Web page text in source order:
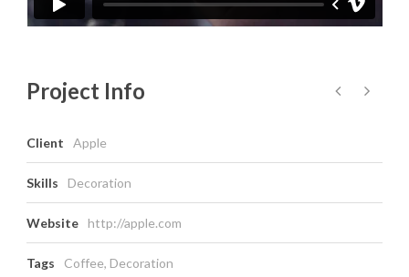
Project Info
Client Apple
Skills Decoration
Website http://apple.com
Tags Coffee, Decoration